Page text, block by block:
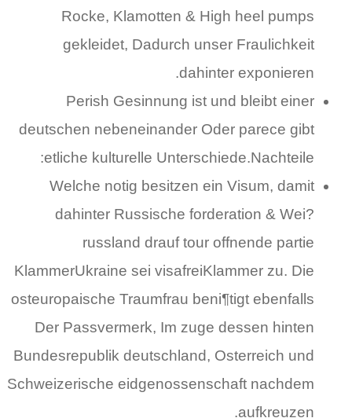
Rocke, Klamotten & High heel pumps
gekleidet, Dadurch unser Fraulichkeit
dahinter exponieren.
Perish Gesinnung ist und bleibt einer
deutschen nebeneinander Oder parece gibt
etliche kulturelle Unterschiede.Nachteile:
Welche notig besitzen ein Visum, damit
dahinter Russische forderation & Wei?
russland drauf tour offnende partie
KlammerUkraine sei visafreiKlammer zu. Die
osteuropaische Traumfrau beni¶tigt ebenfalls
Der Passvermerk, Im zuge dessen hinten
Bundesrepublik deutschland, Osterreich und
Schweizerische eidgenossenschaft nachdem
aufkreuzen.